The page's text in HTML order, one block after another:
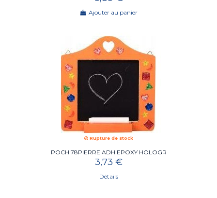
Ajouter au panier
Rupture de stock
POCH 78PIERRE ADH EPOXY HOLOGR
3,73 €
Détails